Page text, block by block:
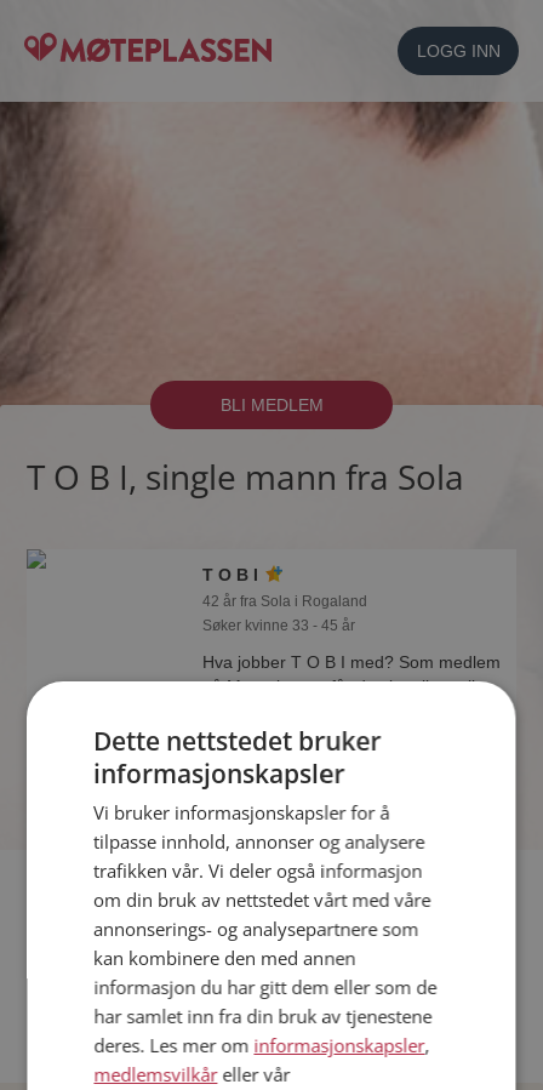
LOGG INN
BLI MEDLEM
T O B I, single mann fra Sola
T O B I
42 år fra Sola i Rogaland
Søker kvinne 33 - 45 år
Hva jobber T O B I med? Som medlem
på Møteplassen får du vite alle mulige
Fler single
Flere singlemenn fra Sola:Larsnil ,Halvtol
Kvinner fra Sola
Date kvinner i Norge
Date menn i Norge
Dette nettstedet bruker
informasjonskapsler
Vi bruker informasjonskapsler for å
tilpasse innhold, annonser og analysere
trafikken vår. Vi deler også informasjon
om din bruk av nettstedet vårt med våre
annonserings- og analysepartnere som
kan kombinere den med annen
informasjon du har gitt dem eller som de
har samlet inn fra din bruk av tjenestene
deres. Les mer om informasjonskapsler,
medlemsvilkåreller vår